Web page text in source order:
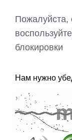
Пожалуйста,
блокировки
Нам нужно